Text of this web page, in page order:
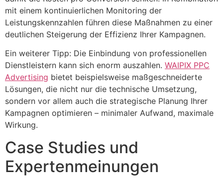
mit einem kontinuierlichen Monitoring der
Leistungskennzahlen führen diese Maßnahmen zu einer
deutlichen Steigerung der Effizienz Ihrer Kampagnen.
Ein weiterer Tipp: Die Einbindung von professionellen
Dienstleistern kann sich enorm auszahlen. WAIPIX PPC
Advertising bietet beispielsweise maßgeschneiderte
Lösungen, die nicht nur die technische Umsetzung,
sondern vor allem auch die strategische Planung Ihrer
Kampagnen optimieren – minimaler Aufwand, maximale
Wirkung.
Case Studies und
Expertenmeinungen